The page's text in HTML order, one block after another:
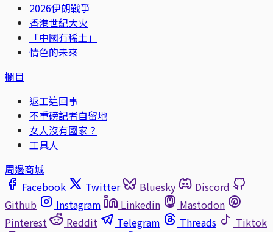
2026伊朗戰爭
香港世紀大火
「中國有稀土」
情色的未來
欄目
返工這回事
不重磅記者自留地
女人沒有國家？
工具人
周邊商城
Facebook
Twitter Bluesky
Discord
Github
Instagram Linkedin
Mastodon
Pinterest
Reddit Telegram Threads
Tiktok